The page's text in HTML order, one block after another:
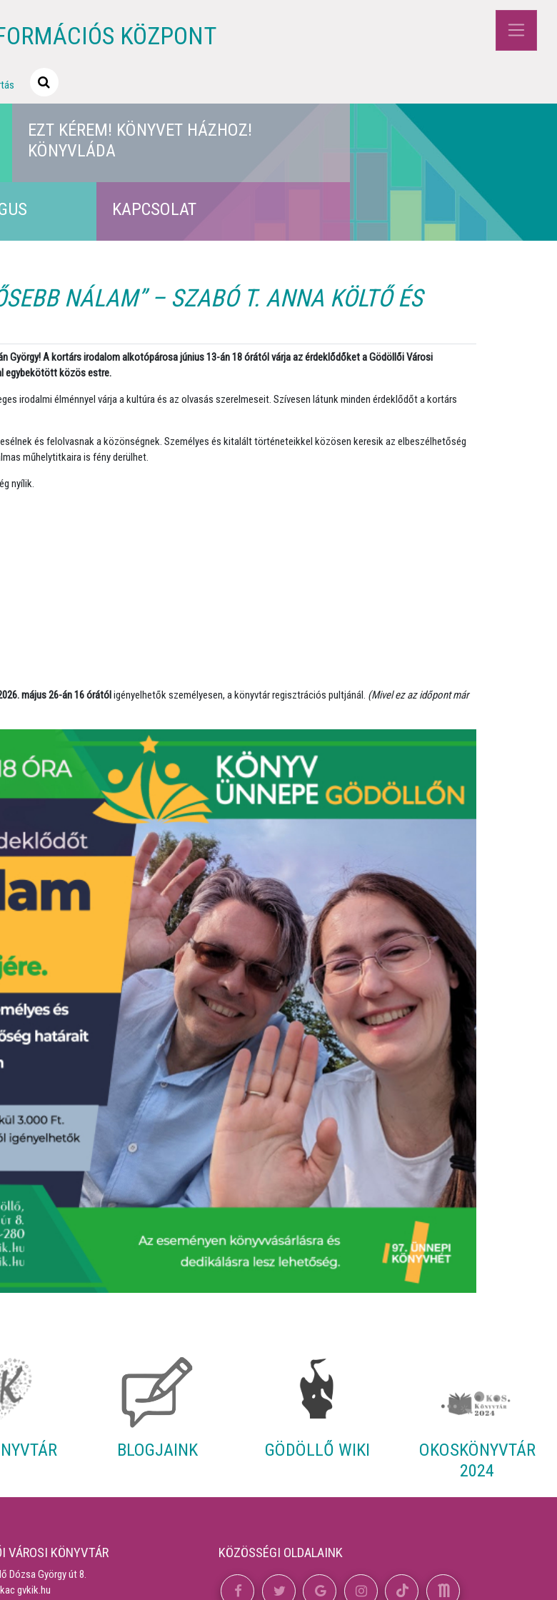
KÖZPONT
EZT KÉREM! KÖNYVET HÁZHOZ!
KÖNYVLÁDA
KAPCSOLAT
NÁLAM” – SZABÓ T. ANNA KÖLTŐ ÉS
György! A kortárs irodalom alkotópárosa június 13-án 18 órától várja az érdeklődőket a Gödöllői Városi
egybekötött közös estre.
irodalmi élménnyel várja a kultúra és az olvasás szerelmeseit. Szívesen látunk minden érdeklődőt a kortárs
és felolvasnak a közönségnek. Személyes és kitalált történeteikkel közösen keresik az elbeszélhetőség
műhelytitkaira is fény derülhet.
nyílik.
május 26-án 16 órátóligényelhetők személyesen, a könyvtár regisztrációs pultjánál. (Mivel ez az időpont már
BLOGJAINK GÖDÖLLŐ WIKI
OKOSKÖNYVTÁR
2024
VÁROSI KÖNYVTÁR
Dózsa György út 8.
gvkik.hu
KÖZÖSSÉGI OLDALAINK